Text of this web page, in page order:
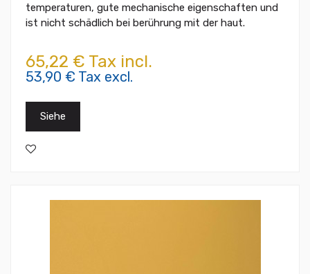
temperaturen, gute mechanische eigenschaften und
ist nicht schädlich bei berührung mit der haut.
65,22 € Tax incl.
53,90 € Tax excl.
Siehe